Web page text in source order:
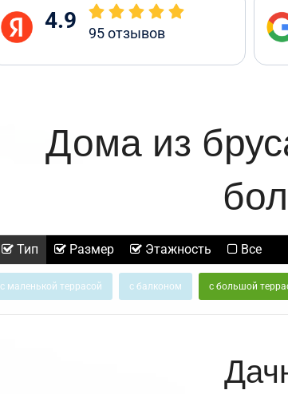
4.9 95отзывов
Дома из
Тип Размер Этажность Все
с маленькой террасой с балконом с большой